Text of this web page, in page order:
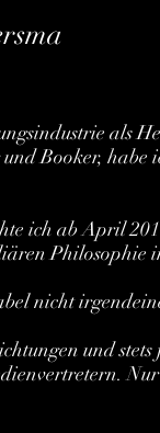
als
Booker,
ich ab April
Philosophie
nicht
und